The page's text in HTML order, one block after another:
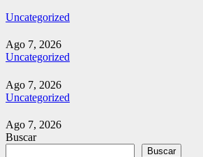
Uncategorized
Ago 7, 2026
Uncategorized
Ago 7, 2026
Uncategorized
Ago 7, 2026
Buscar
Buscar